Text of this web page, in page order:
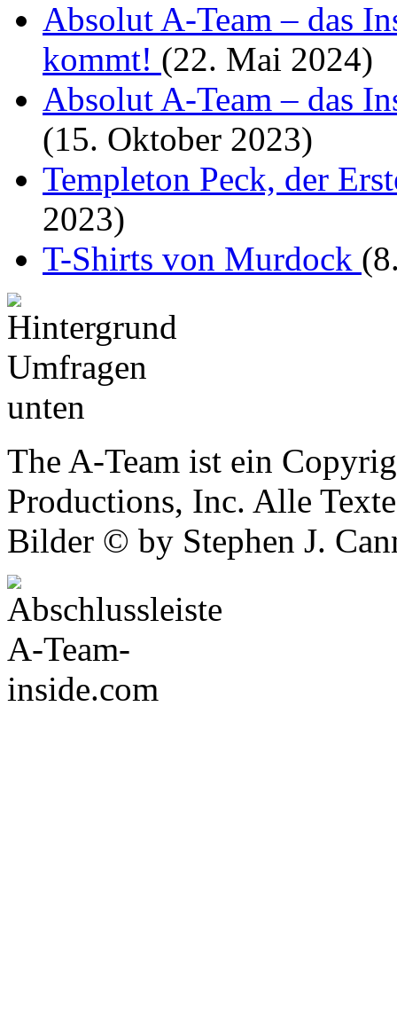
Absolut A-Team – das
kommt! (22. Mai 2024)
Absolut A-Team – das
(15. Oktober 2023)
Templeton Peck, der
2023)
T-Shirts von Murdock
The A-Team ist ein
Productions, Inc. Alle
Bilder © by Stephen J.